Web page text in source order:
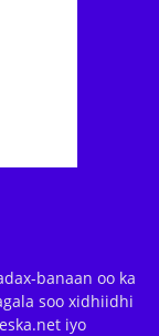
banaan oo ka
soo xidhiidhi
iyo